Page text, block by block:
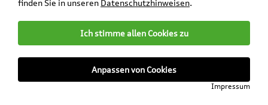
*ausgenommen Kompletträder, Heckboxen, Reifen,
finden Sie in unseren Datenschutzhinweisen.
Ich stimme allen Cookies zu
Anpassen von Cookies
Impressum